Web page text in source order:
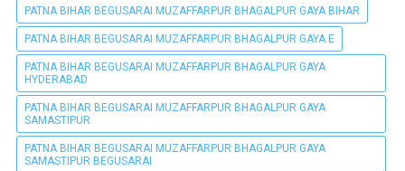
PATNA BIHAR BEGUSARAI MUZAFFARPUR BHAGALPUR GAYA BIHAR
PATNA BIHAR BEGUSARAI MUZAFFARPUR BHAGALPUR GAYA E
PATNA BIHAR BEGUSARAI MUZAFFARPUR BHAGALPUR GAYA
HYDERABAD
PATNA BIHAR BEGUSARAI MUZAFFARPUR BHAGALPUR GAYA
SAMASTIPUR
PATNA BIHAR BEGUSARAI MUZAFFARPUR BHAGALPUR GAYA
SAMASTIPUR BEGUSARAI